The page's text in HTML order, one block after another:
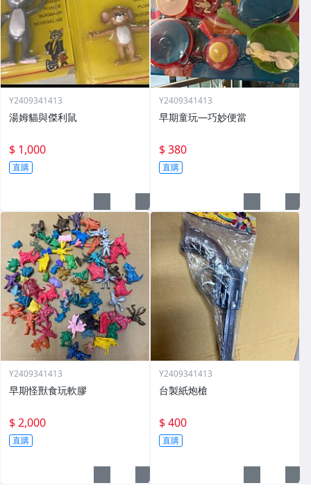
Y2409341413
湯姆貓與傑利鼠
$ 1,000
直購
Y2409341413
早期童玩—巧妙便當
$ 380
直購
Y2409341413
早期怪獸食玩軟膠
$ 2,000
直購
Y2409341413
台製紙炮槍
$ 400
直購